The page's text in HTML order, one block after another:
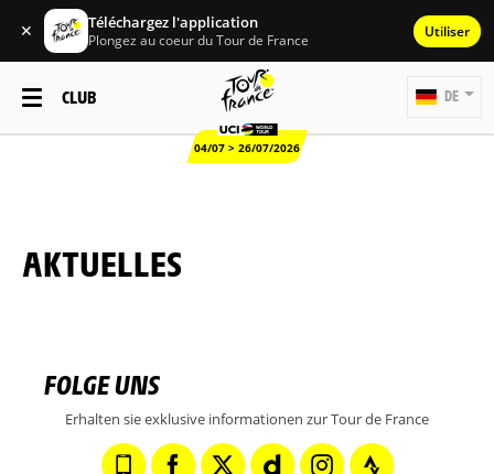
✕ Téléchargez l'application
Plongez au coeur du Tour de France Utiliser
CLUB
04/07 > 26/07/2026
DE
AKTUELLES
FOLGE UNS
Erhalten sie exklusive informationen zur Tour de France